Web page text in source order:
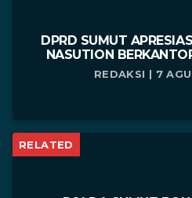
DPRD SUMUT
NASUTION
REDAKSI | 7
RELATED